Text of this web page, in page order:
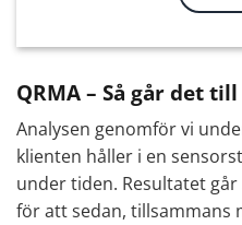
QRMA – Så går det till
Analysen genomför vi
klienten håller i en
under tiden. Resultatet
för att sedan, tillsammans